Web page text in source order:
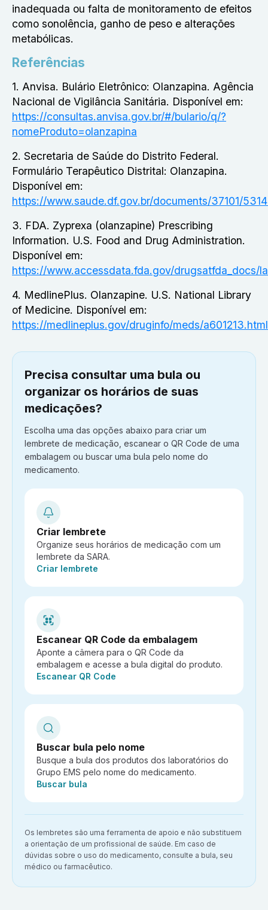
inadequada ou falta de monitoramento de efeitos
como sonolência, ganho de peso e alterações
metabólicas.
Referências
1. Anvisa. Bulário Eletrônico: Olanzapina. Agência
Nacional de Vigilância Sanitária. Disponível em:
https://consultas.anvisa.gov.br/#/bulario/q/?
nomeProduto=olanzapina
2. Secretaria de Saúde do Distrito Federal.
Formulário Terapêutico Distrital: Olanzapina.
Disponível em:
https://www.saude.df.gov.br/documents/37101/
3. FDA. Zyprexa (olanzapine) Prescribing
Information. U.S. Food and Drug Administration.
Disponível em:
https://www.accessdata.fda.gov/drugsatfda_docs/
4. MedlinePlus. Olanzapine. U.S. National Library
of Medicine. Disponível em:
https://medlineplus.gov/druginfo/meds/a601213.html
Precisa consultar uma bula ou
organizar os horários de suas
medicações?
Escolha uma das opções abaixo para criar um
lembrete de medicação, escanear o QR Code de uma
embalagem ou buscar uma bula pelo nome do
medicamento.
Criar lembrete
Organize seus horários de medicação com um
lembrete da SARA.
Ação:
Criar lembrete
Escanear QR Code da embalagem
Aponte a câmera para o QR Code da
embalagem e acesse a bula digital do produto.
Ação:
Escanear QR Code
Buscar bula pelo nome
Busque a bula dos produtos dos laboratórios do
Grupo EMS pelo nome do medicamento.
Ação:
Buscar bula
Aviso importante:
Os lembretes são uma ferramenta de apoio e não substituem
a orientação de um profissional de saúde. Em caso de
dúvidas sobre o uso do medicamento, consulte a bula, seu
médico ou farmacêutico.